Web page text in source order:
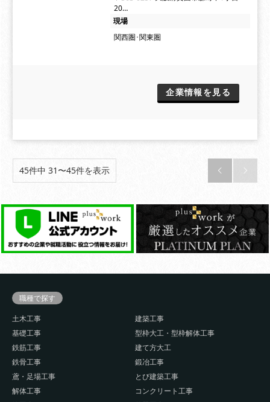
20…
現場
関西圏･関東圏
企業情報を見る
45件中 31〜45件を表示  
職種で探す
土木工事
建築工事
基礎工事
型枠大工・型枠解体工事
鉄筋工事
建て方大工
鉄骨工事
鍛冶工事
鳶・足場工事
とび建築工事
解体工事
コンクリート工事